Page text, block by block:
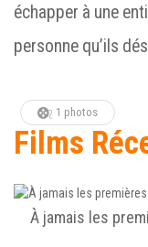
échapper à une
personne qu’ils
1 photos
Films
À jamais les